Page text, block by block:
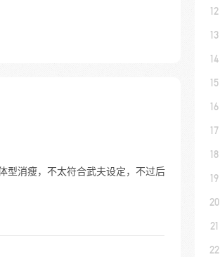
型消瘦，不太符合武夫设定，不过后
12
13
14
15
16
17
18
19
20
21
22